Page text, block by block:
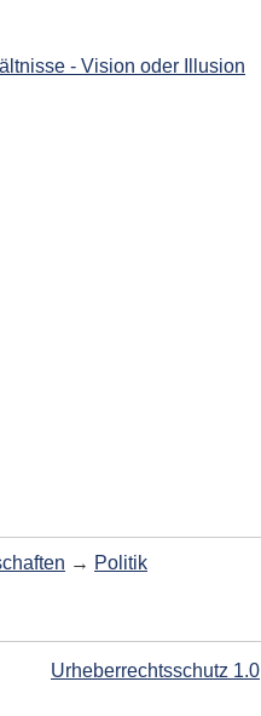
- Vision oder Illusion
→ Politik
Urheberrechtsschutz 1.0